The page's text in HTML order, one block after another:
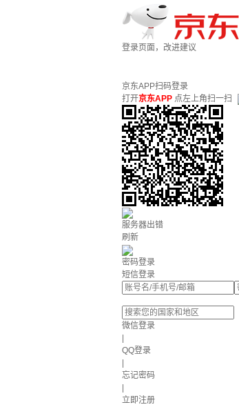
登录页面，改进建议
京东APP扫码登录
打开京东APP 点左上角扫一扫
服务器出错
刷新
密码登录
短信登录
微信登录
QQ登录
忘记密码
立即注册